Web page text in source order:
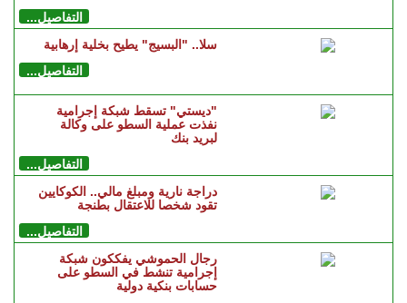
التفاصيل...
سلا.. "البسيج" يطيح بخلية إرهابية
التفاصيل...
"ديستي" تسقط شبكة إجرامية
نفذت عملية السطو على وكالة
لبريد بنك
التفاصيل...
دراجة نارية ومبلغ مالي.. الكوكايين
تقود شخصا للاعتقال بطنجة
التفاصيل...
رجال الحموشي يفككون شبكة
إجرامية تنشط في السطو على
حسابات بنكية دولية